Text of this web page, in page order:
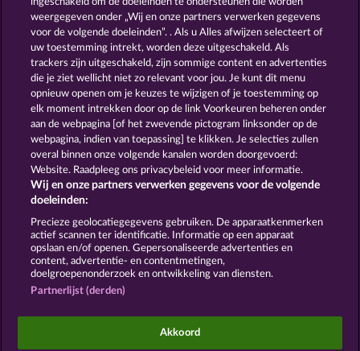
Creatures of the Night Magic Mirror
Algemene voorwaarden Privacyverklaring
Colofon Bedrijf FAQ Facebook Blog
Terugbetalingsverzoek indienen
Sociale casino games zijn enkel bedoeld voor
entertainment en hebben absoluut geen enkele
weergegeven onder „Wij en onze partners verwerken gegevens
voor de volgende doeleinden”. . Als u Alles afwijzen selecteert of
uw toestemming intrekt, worden deze uitgeschakeld. Als
trackers zijn uitgeschakeld, zijn sommige content en advertenties
die je ziet wellicht niet zo relevant voor jou. Je kunt dit menu
opnieuw openen om je keuzes te wijzigen of je toestemming op
elk moment intrekken door op de link Voorkeuren beheren onder
aan de webpagina [of het zwevende pictogram linksonder op de
webpagina, indien van toepassing] te klikken. Je selecties zullen
overal binnen onze volgende kanalen worden doorgevoerd:
Website. Raadpleeg ons privacybeleid voor meer informatie.
Wij en onze partners verwerken gegevens voor de volgende
doeleinden:
Precieze geolocatiegegevens gebruiken. De apparaatkenmerken
actief scannen ter identificatie. Informatie op een apparaat
opslaan en/of openen. Gepersonaliseerde advertenties en
content, advertentie- en contentmetingen,
doelgroepenonderzoek en ontwikkeling van diensten.
Partnerlijst (derden)
Akkoord